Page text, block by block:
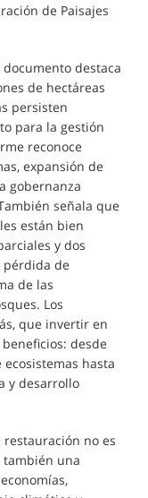
de Paisajes
destaca
de hectáreas
persisten
para la gestión
reconoce
expansión de
gobernanza
señala que
están bien
y dos
de
de las
Los
que invertir en
desde
hasta
y desarrollo
restauración no es
también una